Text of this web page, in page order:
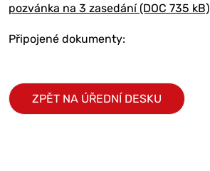
pozvánka na 3 zasedání (DOC 735 kB)
Připojené dokumenty:
ZPĚT NA ÚŘEDNÍ DESKU